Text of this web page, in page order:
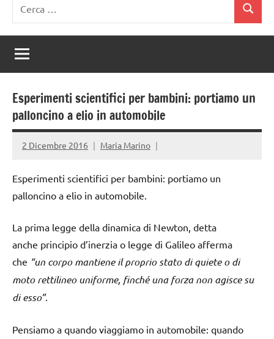
per:
Cerca
Esperimenti scientifici per bambini: portiamo un
palloncino a elio in automobile
2 Dicembre 2016 Maria Marino
Esperimenti scientifici per bambini: portiamo un
palloncino a elio in automobile.
La prima legge della dinamica di Newton, detta
anche principio d’inerzia o legge di Galileo afferma
che “un corpo mantiene il proprio stato di quiete o di
moto rettilineo uniforme, finché una forza non agisce su
di esso”.
Pensiamo a quando viaggiamo in automobile: quando